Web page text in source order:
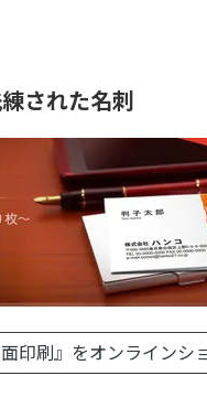
された名刺
印刷』をオンラインシ